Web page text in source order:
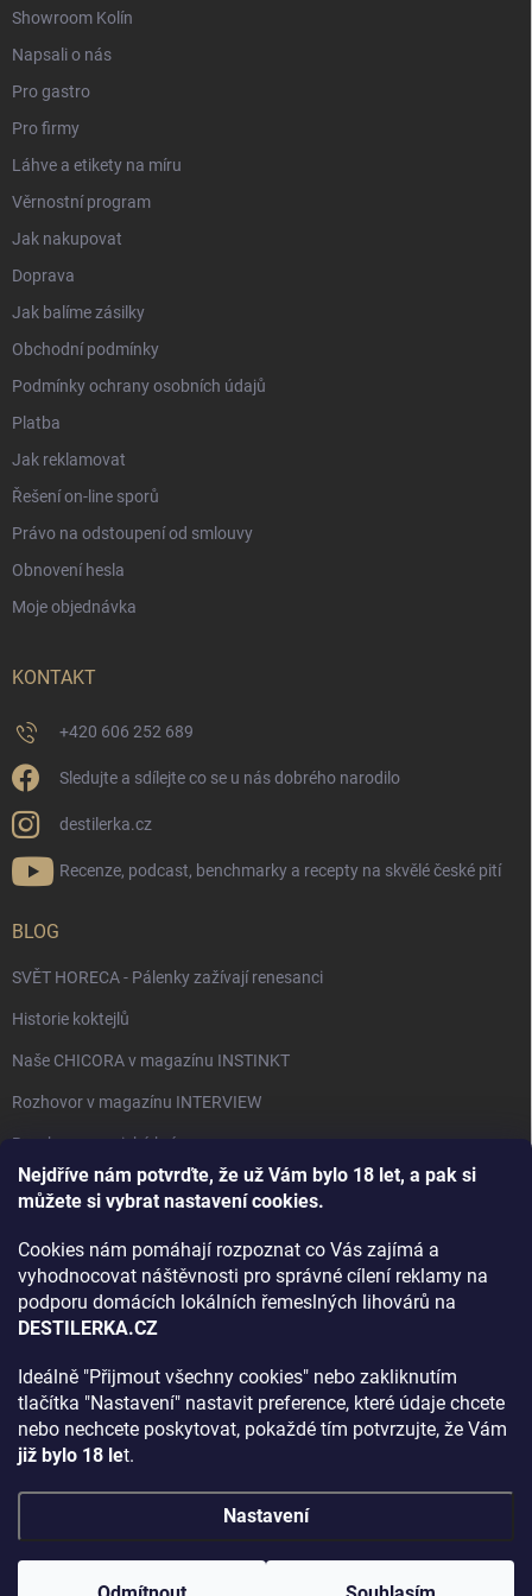
Nejdříve nám potvrďte, že už Vám bylo 18 let, a pak si
můžete si vybrat nastavení cookies.
Cookies nám pomáhají rozpoznat co Vás zajímá a
vyhodnocovat náštěvnosti pro správné cílení reklamy na
podporu domácích lokálních řemeslných lihovárů na
DESTILERKA.CZ
Ideálně "Přijmout všechny cookies" nebo zakliknutím
tlačítka "Nastavení" nastavit preference, které údaje chcete
nebo nechcete poskytovat, pokaždé tím potvrzujte, že Vám
již bylo 18 let.
Nastavení
Showroom Kolín
Napsali o nás
Pro gastro
Pro firmy
Láhve a etikety na míru
Věrnostní program
Jak nakupovat
Doprava
Jak balíme zásilky
Obchodní podmínky
Podmínky ochrany osobních údajů
Platba
Jak reklamovat
Řešení on-line sporů
Právo na odstoupení od smlouvy
Obnovení hesla
Moje objednávka
KONTAKT
+420 606 252 689
Sledujte a sdílejte co se u nás dobrého narodilo
destilerka.cz
Recenze, podcast, benchmarky a recepty na skvělé české pití
BLOG
SVĚT HORECA - Pálenky zažívají renesanci
Historie koktejlů
Naše CHICORA v magazínu INSTINKT
Rozhovor v magazínu INTERVIEW
Bourbon, americká krása.
Napsali v TÝDNU o naší práci
Rozhovor s DESTILERKA.CZ v magazínu DRINKING-CAT
Jak vybrat dárek na Vánoce
Archiv
Copyright 2026DESTILERKA.CZ. Všechna práva vyhrazena.Upravit